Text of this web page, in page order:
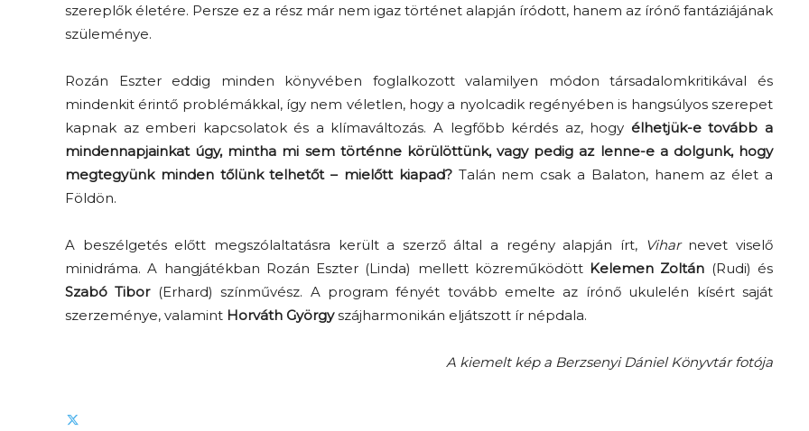
szereplők életére. Persze ez a rész már nem igaz történet alapján íródott, hanem az írónő fantáziájának
szüleménye.
Rozán Eszter eddig minden könyvében foglalkozott valamilyen módon társadalomkritikával és
mindenkit érintő problémákkal, így nem véletlen, hogy a nyolcadik regényében is hangsúlyos szerepet
kapnak az emberi kapcsolatok és a klímaváltozás. A legfőbb kérdés az, hogy élhetjük-e tovább a
mindennapjainkat úgy, mintha mi sem történne körülöttünk, vagy pedig az lenne-e a dolgunk, hogy
megtegyünk minden tőlünk telhetőt – mielőtt kiapad?Talán nem csak a Balaton, hanem az élet a
Földön.
A beszélgetés előtt megszólaltatásra került a szerző által a regény alapján írt, Viharnevet viselő
minidráma. A hangjátékban Rozán Eszter (Linda) mellett közreműködött Kelemen Zoltán (Rudi) és
Szabó Tibor(Erhard) színművész. A program fényét tovább emelte az írónő ukulelén kísért saját
szerzeménye, valamint Horváth Györgyszájharmonikán eljátszott ír népdala.
A kiemelt kép a Berzsenyi Dániel Könyvtár fotója